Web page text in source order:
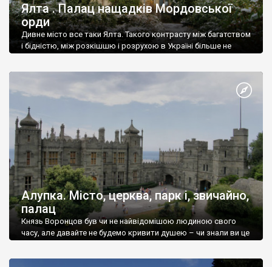
Ялта . Палац нащадків Мордовської
орди
Дивне місто все таки Ялта. Такого контрасту між багатством
і бідністю, між розкішшю і розрухою в Україні більше не
Алупка. Місто, церква, парк і, звичайно,
палац
Князь Воронцов був чи не найвідомішою людиною свого
часу, але давайте не будемо кривити душею – чи знали ви це